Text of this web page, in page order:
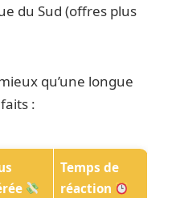
du Sud (offres plus
qu’une longue
:
Temps de
réaction